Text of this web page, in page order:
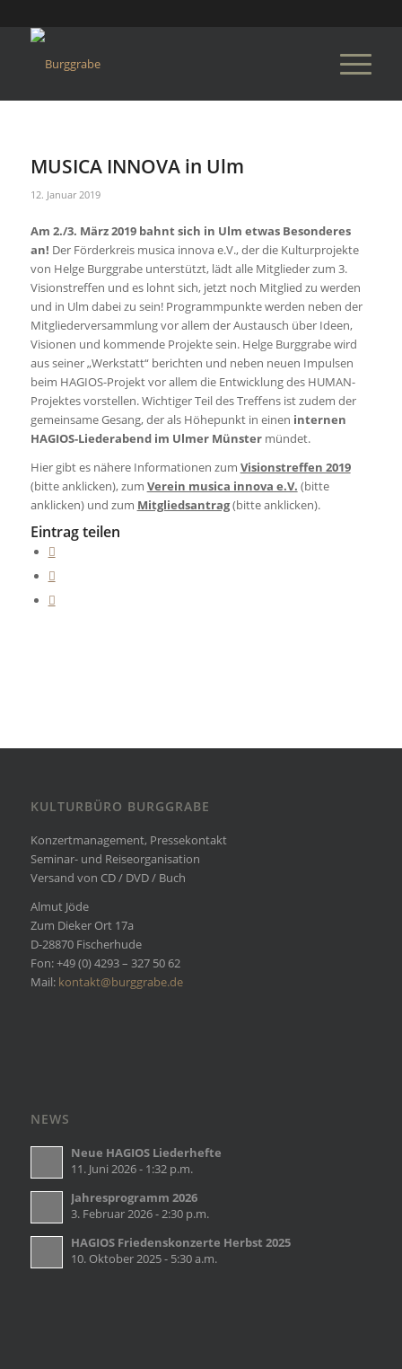
MUSICA INNOVA in Ulm
12. Januar 2019
Am 2./3. März 2019 bahnt sich in Ulm etwas Besonderes
an! Der Förderkreis musica innova e.V., der die Kulturprojekte
von Helge Burggrabe unterstützt, lädt alle Mitglieder zum 3.
Visionstreffen und es lohnt sich, jetzt noch Mitglied zu werden
und in Ulm dabei zu sein! Programmpunkte werden neben der
Mitgliederversammlung vor allem der Austausch über Ideen,
Visionen und kommende Projekte sein. Helge Burggrabe wird
aus seiner „Werkstatt“ berichten und neben neuen Impulsen
beim HAGIOS-Projekt vor allem die Entwicklung des HUMAN-
Projektes vorstellen. Wichtiger Teil des Treffens ist zudem der
gemeinsame Gesang, der als Höhepunkt in einen internen
HAGIOS-Liederabend im Ulmer Münstermündet.
Hier gibt es nähere Informationen zum Visionstreffen 2019
(bitte anklicken), zum Verein musica innova e.V. (bitte
anklicken) und zum Mitgliedsantrag(bitte anklicken).
Eintrag teilen
KULTURBÜRO BURGGRABE
Konzertmanagement, Pressekontakt
Seminar- und Reiseorganisation
Versand von CD / DVD / Buch
Almut Jöde
Zum Dieker Ort 17a
D-28870 Fischerhude
Fon: +49 (0) 4293 – 327 50 62
Mail: kontakt@burggrabe.de
NEWS
Neue HAGIOS Liederhefte
11. Juni 2026 - 1:32 p.m.
Jahresprogramm 2026
3. Februar 2026 - 2:30 p.m.
HAGIOS Friedenskonzerte Herbst 2025
10. Oktober 2025 - 5:30 a.m.